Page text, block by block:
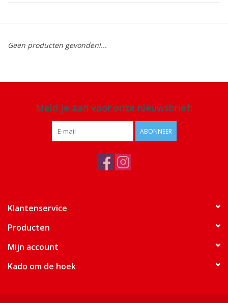
Geen producten gevonden!...
Meld je aan voor onze nieuwsbrief:
ABONNEER
Klantenservice
Producten
Mijn account
Kado om de hoek